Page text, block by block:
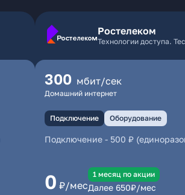
Ростелеком
Технологии доступа.
300 мбит/сек
Домашний интернет
Подключение Оборудование
Подключение- 500 ₽
0 ₽/мес
1 месяц по акции
Далее 650₽/мес